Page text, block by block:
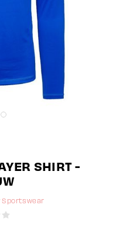
SHIRT -
Sportswear